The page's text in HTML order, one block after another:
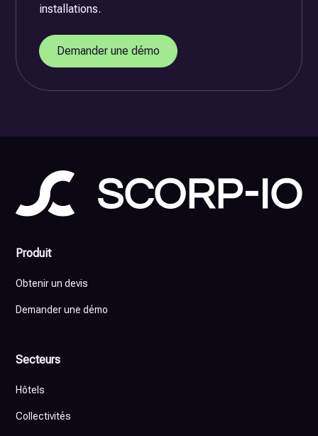
installations.
Demander une démo
Produit
Obtenir un devis
Demander une démo
Secteurs
Hôtels
Collectivités